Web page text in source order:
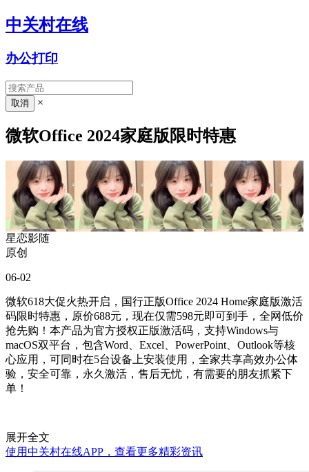
中关村在线
办公打印
×
微软Office 2024家庭版限时特惠
星恋影随
原创
06-02
微软618大促火热开启，国行正版Office 2024 Home家庭版激活
码限时特惠，原价688元，现在仅需598元即可到手，全网低价
抢先购！本产品为官方授权正版激活码，支持Windows与
macOS双平台，包含Word、Excel、PowerPoint、Outlook等核
心应用，可同时在5台设备上安装使用，全家共享高效办公体
验，安全可靠，永久激活，售后无忧，有需要的朋友抓紧下
单！
展开全文
使用中关村在线APP，查看更多精彩资讯